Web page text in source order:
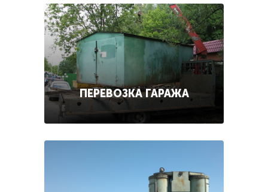
ПЕРЕВОЗКА ГАРАЖА